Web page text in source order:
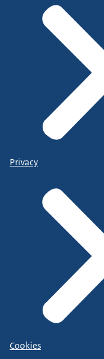
Privacy
Cookies